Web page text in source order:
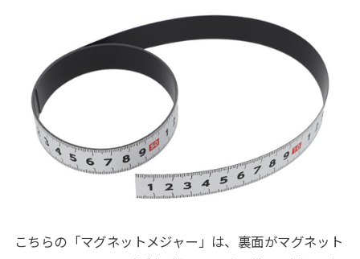
こちらの「マグネットメジャー」は、裏面がマグネット